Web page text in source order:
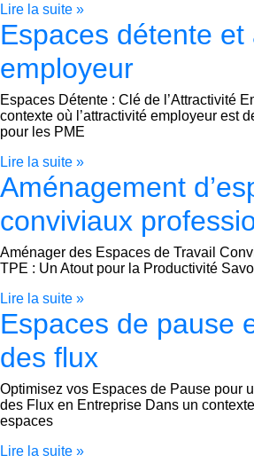
Lire la suite »
Espaces détente et
employeur
Espaces Détente : Clé de l’Attractivité
contexte où l’attractivité employeur est
pour les PME
Lire la suite »
Aménagement
conviviaux
Aménager des Espaces de Travail
TPE : Un Atout pour la Productivité
Lire la suite »
Espaces de pause
des flux
Optimisez vos Espaces de Pause pour
des Flux en Entreprise Dans un
espaces
Lire la suite »